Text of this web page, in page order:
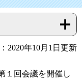
2020年10月1日更新
１回会議を開催し